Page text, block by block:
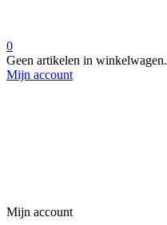
0
Geen artikelen in winkelwagen.
Mijn account
Mijn account